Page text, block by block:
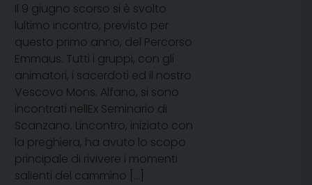
Il 9 giugno scorso si è svolto
lultimo incontro, previsto per
questo primo anno, del Percorso
Emmaus. Tutti i gruppi, con gli
animatori, i sacerdoti ed il nostro
Vescovo Mons. Alfano, si sono
incontrati nellEx Seminario di
Scanzano. Lincontro, iniziato con
la preghiera, ha avuto lo scopo
principale di rivivere i momenti
salienti del cammino […]